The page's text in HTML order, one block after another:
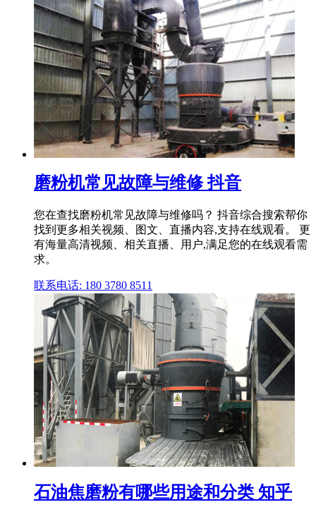
磨粉机常见故障与维修 抖音
您在查找磨粉机常见故障与维修吗？ 抖音综合搜索帮你
找到更多相关视频、图文、直播内容,支持在线观看。 更
有海量高清视频、相关直播、用户,满足您的在线观看需
求。
联系电话: 180 3780 8511
石油焦磨粉有哪些用途和分类 知乎